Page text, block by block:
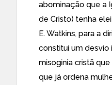
abominação que a
de Cristo) tenha
E. Watkins, para a
constitui um desvio
misoginia cristã
que já ordena